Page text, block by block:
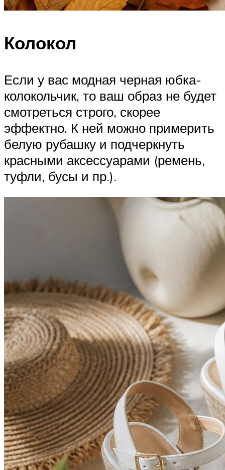
Колокол
Если у вас модная черная юбка-
колокольчик, то ваш образ не будет
смотреться строго, скорее
эффектно. К ней можно примерить
белую рубашку и подчеркнуть
красными аксессуарами (ремень,
туфли, бусы и пр.).